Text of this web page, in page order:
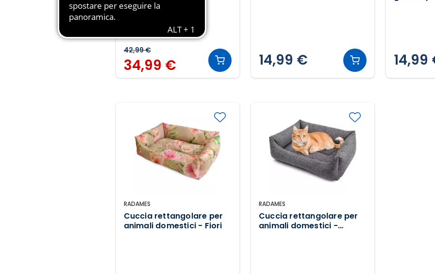
42,99 €
34,99 € 14,99 € 14,99
RADAMES
Cuccia rettangolare per
animali domestici - Fiori
RADAMES
Cuccia rettangolare per
animali domestici -